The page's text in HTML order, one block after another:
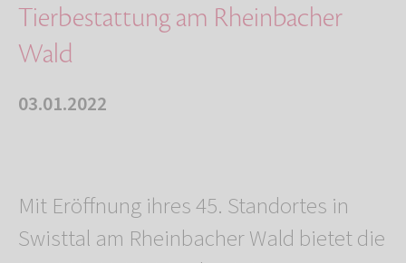
Tierbestattung am Rheinbacher
Wald
03.01.2022
Mit Eröffnung ihres 45. Standortes in
Swisttal am Rheinbacher Wald bietet die